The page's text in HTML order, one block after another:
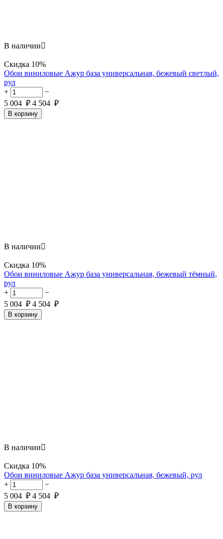
В наличии
Скидка 10%
Обои виниловые Ажур база универсальная, бежевый светлый,
рул
+
−
5 004 ₽ 4 504 ₽
В корзину
В наличии
Скидка 10%
Обои виниловые Ажур база универсальная, бежевый тёмный,
рул
+
−
5 004 ₽ 4 504 ₽
В корзину
В наличии
Скидка 10%
Обои виниловые Ажур база универсальная, бежевый, рул
+
−
5 004 ₽ 4 504 ₽
В корзину